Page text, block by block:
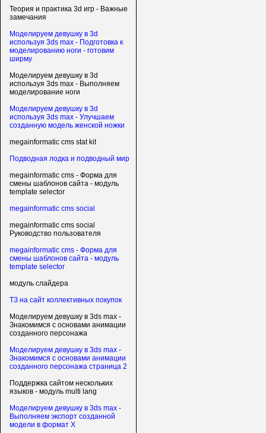
Теория и практика 3d игр - Важные
замечания
Моделируем девушку в 3d
используя 3ds max - Подготовка к
моделированию ноги - готовим
ширму
Моделируем девушку в 3d
используя 3ds max - Выполняем
моделирование ноги
Моделируем девушку в 3d
используя 3ds max - Улучшаем
созданную модель женской ножки
megainformatic cms stat kit
Подводная лодка и подводный мир
megainformatic cms - Форма для
смены шаблонов сайта - модуль
template selector
megainformatic cms social
megainformatic cms social
Руководство пользователя
megainformatic cms - Форма для
смены шаблонов сайта - модуль
template selector
модуль слайдера
ТЗ на сайт коллективных покупок
Моделируем девушку в 3ds max -
Знакомимся с основами анимации
созданного персонажа
Моделируем девушку в 3ds max -
Знакомимся с основами анимации
созданного персонажа страница 2
Поддержка сайтом нескольких
языков - модуль multi lang
Моделируем девушку в 3ds max -
Выполняем экспорт созданной
модели в формат X